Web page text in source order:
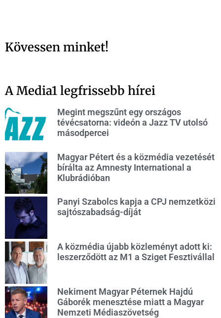
Kövessen minket!
A Media1 legfrissebb hírei
Megint megszűnt egy országos
tévécsatorna: videón a Jazz TV utolsó
másodpercei
Magyar Pétert és a közmédia vezetését
bírálta az Amnesty International a
Klubrádióban
Panyi Szabolcs kapja a CPJ nemzetközi
sajtószabadság-díját
A közmédia újabb közleményt adott ki:
leszerződött az M1 a Sziget Fesztivállal
Nekiment Magyar Péternek Hajdú
Gáborék menesztése miatt a Magyar
Nemzeti Médiaszövetség